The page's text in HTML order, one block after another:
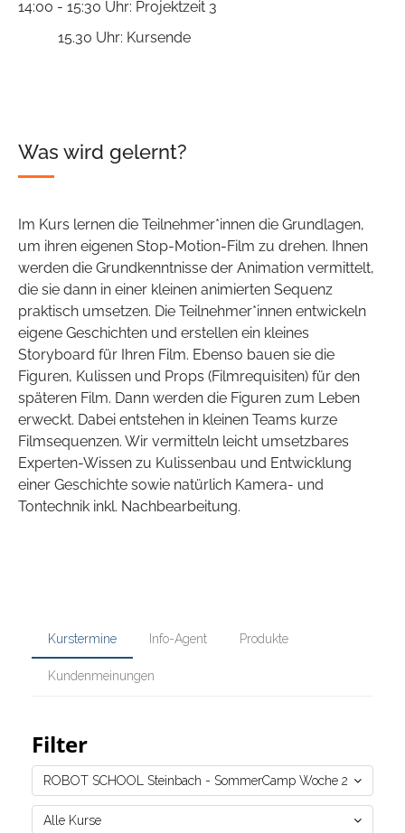
14:00 - 15:30 Uhr: Projektzeit 3
15.30 Uhr: Kursende
Was wird gelernt?
Im Kurs lernen die Teilnehmer*innen die Grundlagen,
um ihren eigenen Stop-Motion-Film zu drehen. Ihnen
werden die Grundkenntnisse der Animation vermittelt,
die sie dann in einer kleinen animierten Sequenz
praktisch umsetzen. Die Teilnehmer*innen entwickeln
eigene Geschichten und erstellen ein kleines
Storyboard für Ihren Film. Ebenso bauen sie die
Figuren, Kulissen und Props (Filmrequisiten) für den
späteren Film. Dann werden die Figuren zum Leben
erweckt. Dabei entstehen in kleinen Teams kurze
Filmsequenzen. Wir vermitteln leicht umsetzbares
Experten-Wissen zu Kulissenbau und Entwicklung
einer Geschichte sowie natürlich Kamera- und
Tontechnik inkl. Nachbearbeitung.